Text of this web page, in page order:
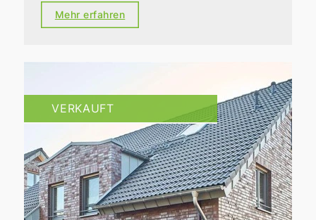
Mehr erfahren
VERKAUFT